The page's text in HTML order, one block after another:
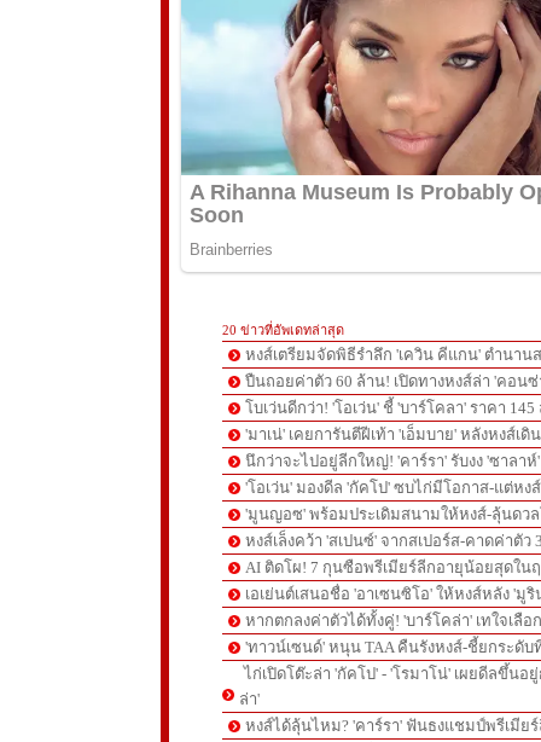
20 ข่าวที่อัพเดทล่าสุด
หงส์เตรียมจัดพิธีรำลึก 'เควิน คีแกน' ตำนาน
ปืนถอยค่าตัว 60 ล้าน! เปิดทางหงส์ล่า 'คอนซ่
โบเว่นดีกว่า! 'โอเว่น' ชี้ 'บาร์โคลา' ราคา
'มาเน่' เคยการันตีฝีเท้า 'เอ็มบาย' หลังหงส์เดิ
นึกว่าจะไปอยู่ลีกใหญ่! 'คาร์รา' รับงง 'ซาลา
'โอเว่น' มองดีล 'กัคโป' ซบไก่มีโอกาส-แต่ห
'มูนญอซ' พร้อมประเดิมสนามให้หงส์-ลุ้นดว
หงส์เล็งคว้า 'สเปนซ์' จากสเปอร์ส-คาดค่าตัว
AI ติดโผ! 7 กุนซือพรีเมียร์ลีกอายุน้อยสุดใน
เอเย่นต์เสนอชื่อ 'อาเซนซิโอ' ให้หงส์หลัง 'มู
หากตกลงค่าตัวได้ทั้งคู่! 'บาร์โคล่า' เทใจเลือ
'ทาวน์เซนด์' หนุน TAA คืนรังหงส์-ชี้ยกระดั
ไก่เปิดโต๊ะล่า 'กัคโป' - 'โรมาโน่' เผยดีลขึ้นอ
ล่า'
หงส์ได้ลุ้นไหม? 'คาร์รา' ฟันธงแชมป์พรีเมีย